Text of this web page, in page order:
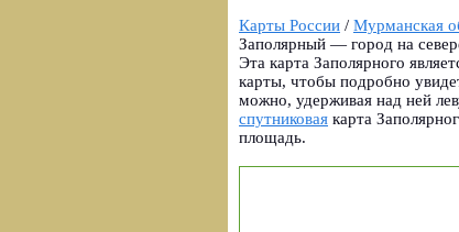
Карты России / Мурманская
Заполярный — город на
Эта карта Заполярного
карты, чтобы подробно
можно, удерживая над ней
спутниковая карта
площадь.